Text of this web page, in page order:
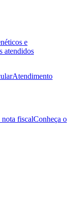
e
atendidos
Atendimento
nota fiscalConheça o